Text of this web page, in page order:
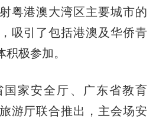
粤港澳大湾区主要城市的
吸引了包括港澳及华侨青
极参加。
家安全厅、广东省教育
游厅联合推出，主会场安